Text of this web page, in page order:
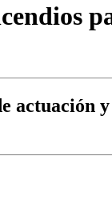
actuación y